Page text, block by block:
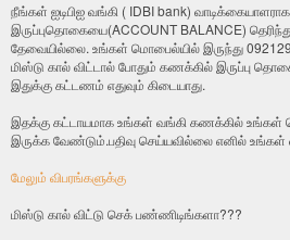
நீங்கள் ஐடிபிஐ வங்கி ( IDBI bank)
இருப்புதொகையை(ACCOUNT BALANCE)
தேவையில்லை. உங்கள் மொபைல்யில் இருந்து
மிஸ்டு கால் விட்டால் போதும் கணக்கில் இருப்பு
இதுக்கு கட்டணம் எதுவும் கிடையாது.
இதக்கு கட்டாயமாக உங்கள் வங்கி கணக்கில் உங்கள்
இருக்க வேண்டும்.பதிவு செய்யவில்லை எனில்
மேலும் விபரங்களுக்கு
மிஸ்டு கால் விட்டு செக் பண்ணிடிங்களா???